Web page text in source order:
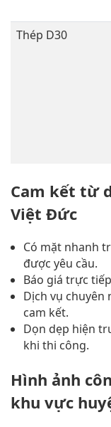
Thép D30
Cam kết từ
Việt Đức
Có mặt nhanh
được yêu cầu.
Báo giá trực
Dịch vụ
cam kết.
Dọn dẹp hiện
khi thi công.
Hình ảnh
khu vực